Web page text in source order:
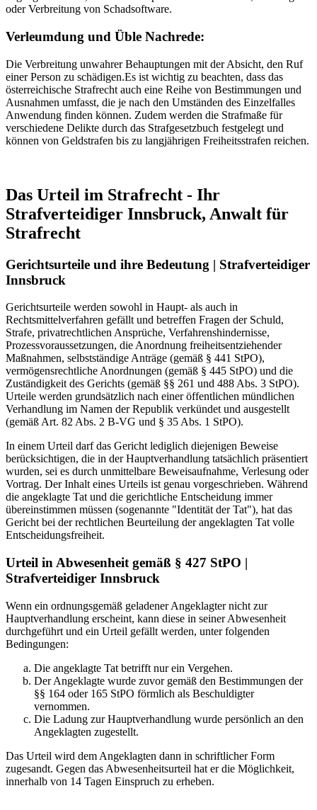
oder Verbreitung von Schadsoftware.
Verleumdung und Üble Nachrede:
Die Verbreitung unwahrer Behauptungen mit der Absicht, den Ruf
einer Person zu schädigen.Es ist wichtig zu beachten, dass das
österreichische Strafrecht auch eine Reihe von Bestimmungen und
Ausnahmen umfasst, die je nach den Umständen des Einzelfalles
Anwendung finden können. Zudem werden die Strafmaße für
verschiedene Delikte durch das Strafgesetzbuch festgelegt und
können von Geldstrafen bis zu langjährigen Freiheitsstrafen reichen.
Das Urteil im Strafrecht - Ihr
Strafverteidiger Innsbruck, Anwalt für
Strafrecht
Gerichtsurteile und ihre Bedeutung | Strafverteidiger
Innsbruck
Gerichtsurteile werden sowohl in Haupt- als auch in
Rechtsmittelverfahren gefällt und betreffen Fragen der Schuld,
Strafe, privatrechtlichen Ansprüche, Verfahrenshindernisse,
Prozessvoraussetzungen, die Anordnung freiheitsentziehender
Maßnahmen, selbstständige Anträge (gemäß § 441 StPO),
vermögensrechtliche Anordnungen (gemäß § 445 StPO) und die
Zuständigkeit des Gerichts (gemäß §§ 261 und 488 Abs. 3 StPO).
Urteile werden grundsätzlich nach einer öffentlichen mündlichen
Verhandlung im Namen der Republik verkündet und ausgestellt
(gemäß Art. 82 Abs. 2 B-VG und § 35 Abs. 1 StPO).
In einem Urteil darf das Gericht lediglich diejenigen Beweise
berücksichtigen, die in der Hauptverhandlung tatsächlich präsentiert
wurden, sei es durch unmittelbare Beweisaufnahme, Verlesung oder
Vortrag. Der Inhalt eines Urteils ist genau vorgeschrieben. Während
die angeklagte Tat und die gerichtliche Entscheidung immer
übereinstimmen müssen (sogenannte "Identität der Tat"), hat das
Gericht bei der rechtlichen Beurteilung der angeklagten Tat volle
Entscheidungsfreiheit.
Urteil in Abwesenheit gemäß § 427 StPO |
Strafverteidiger Innsbruck
Wenn ein ordnungsgemäß geladener Angeklagter nicht zur
Hauptverhandlung erscheint, kann diese in seiner Abwesenheit
durchgeführt und ein Urteil gefällt werden, unter folgenden
Bedingungen:
Die angeklagte Tat betrifft nur ein Vergehen.
Der Angeklagte wurde zuvor gemäß den Bestimmungen der
§§ 164 oder 165 StPO förmlich als Beschuldigter
vernommen.
Die Ladung zur Hauptverhandlung wurde persönlich an den
Angeklagten zugestellt.
Das Urteil wird dem Angeklagten dann in schriftlicher Form
zugesandt. Gegen das Abwesenheitsurteil hat er die Möglichkeit,
innerhalb von 14 Tagen Einspruch zu erheben.